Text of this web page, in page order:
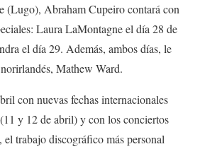
(Lugo), Abraham Cupeiro contará con
Laura LaMontagne el día 28 de
el día 29. Además, ambos días, le
Mathew Ward.
con nuevas fechas internacionales
y 12 de abril) y con los conciertos
, el trabajo discográfico más personal